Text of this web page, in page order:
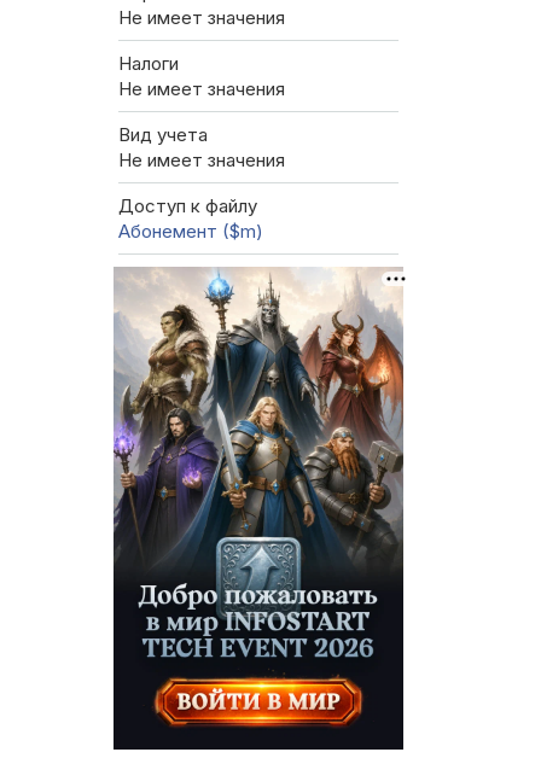
Не имеет значения
Налоги
Не имеет значения
Вид учета
Не имеет значения
Доступ к файлу
Абонемент ($m)